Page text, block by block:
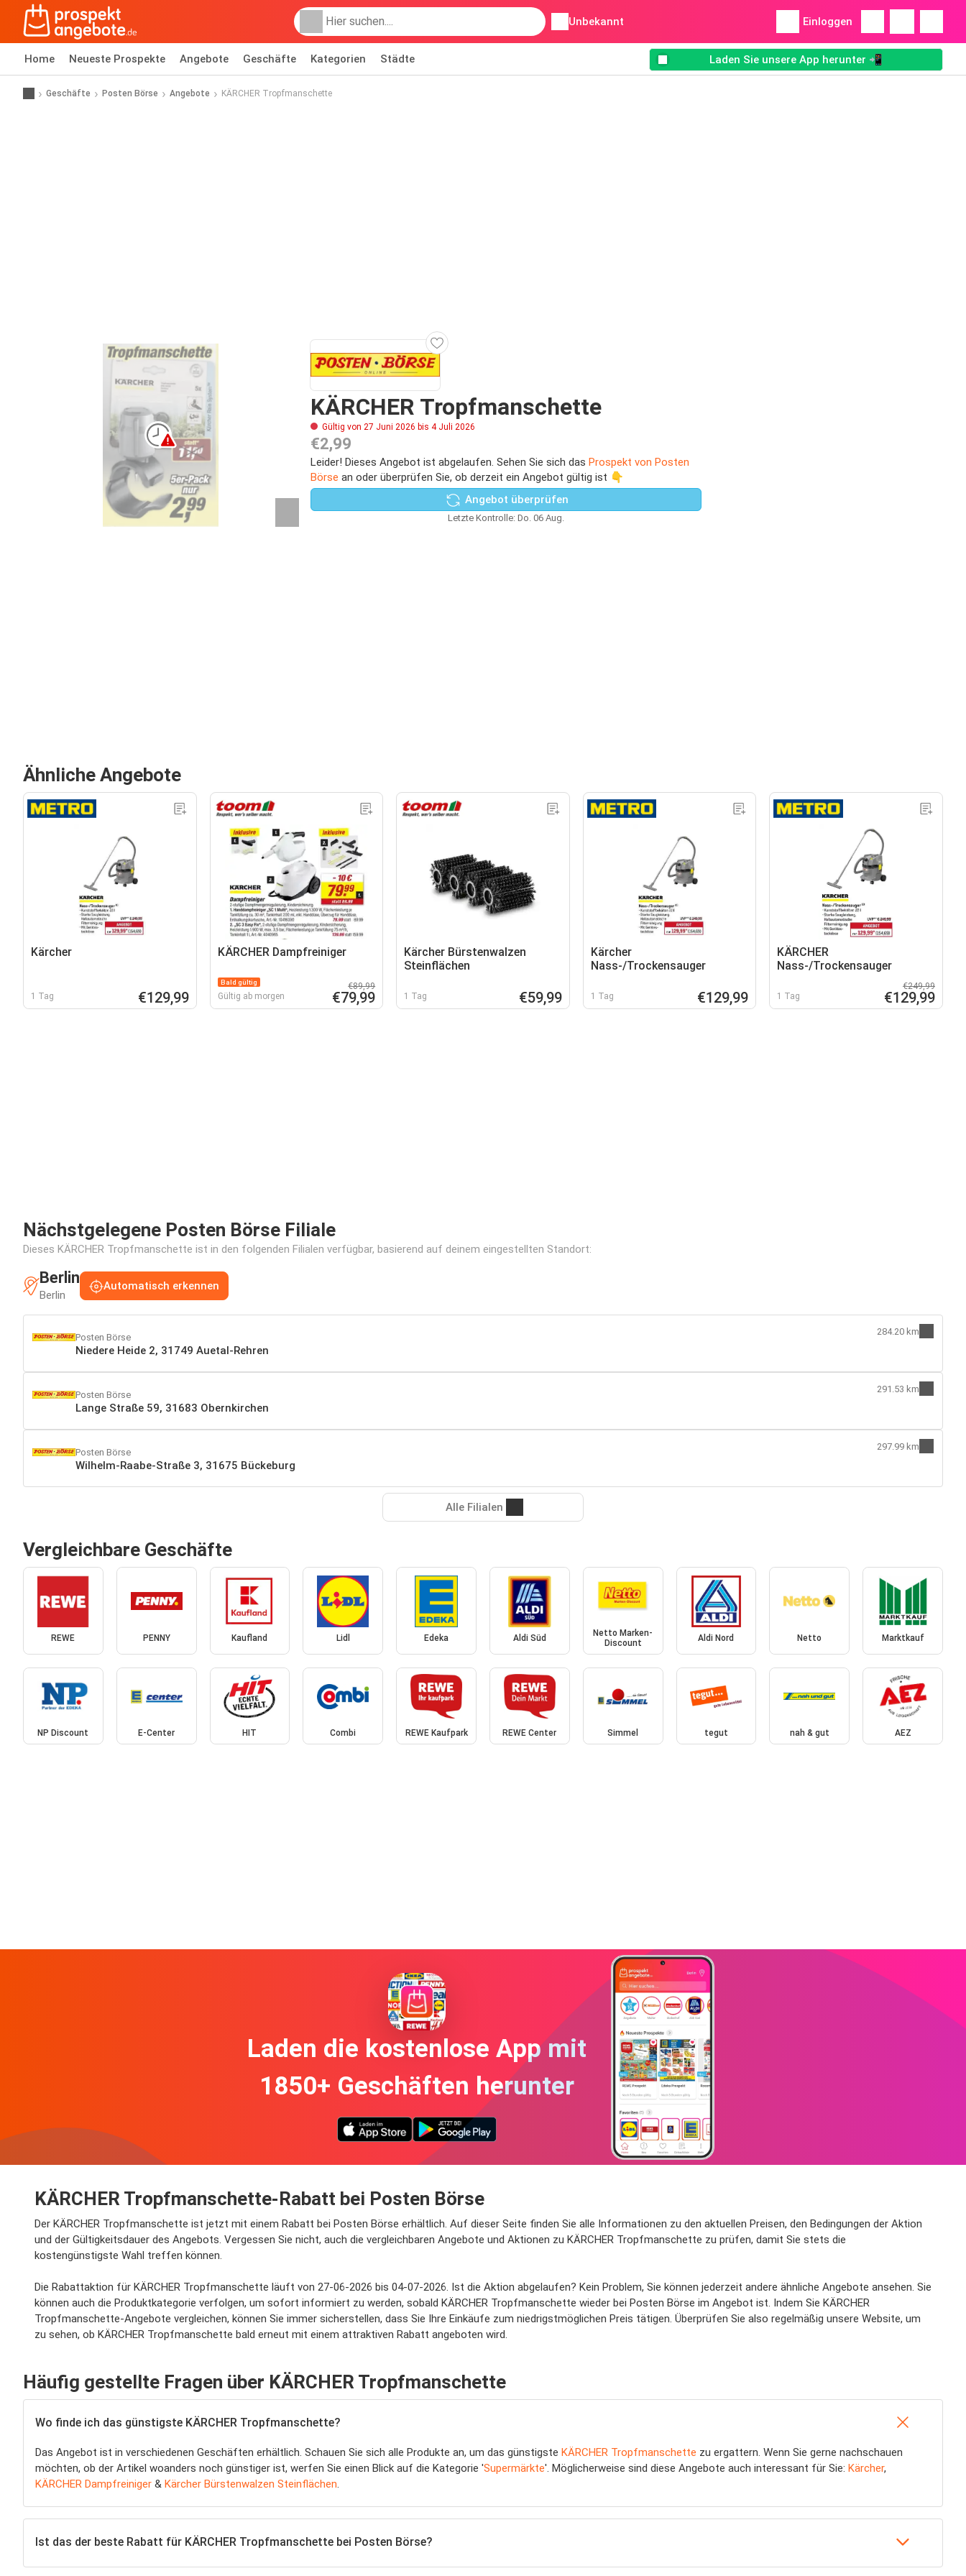
Unbekannt Einloggen
Home Neueste Prospekte Angebote Geschäfte Kategorien Städte Laden Sie unsere App herunter 📲
Geschäfte Posten Börse Angebote KÄRCHER Tropfmanschette
KÄRCHER Tropfmanschette
Gültig von 27 Juni 2026 bis 4 Juli 2026
€2,99
Leider! Dieses Angebot ist abgelaufen. Sehen Sie sich das Prospekt von Posten
Börse an oder überprüfen Sie, ob derzeit ein Angebot gültig ist 👇
Angebot überprüfen
Letzte Kontrolle: Do. 06 Aug.
Ähnliche Angebote
Kärcher
1 Tag €129,99
KÄRCHER Dampfreiniger
Bald gültig
Gültig ab morgen
€89,99
€79,99
Kärcher Bürstenwalzen
Steinflächen
1 Tag €59,99
Kärcher
Nass-/Trockensauger
1 Tag €129,99
KÄRCHER
Nass-/Trockensauger
1 Tag
€249,99
€129,99
Nächstgelegene Posten Börse Filiale
Dieses KÄRCHER Tropfmanschette ist in den folgenden Filialen verfügbar, basierend auf deinem eingestellten Standort:
Berlin
Berlin
Automatisch erkennen
Posten Börse
Niedere Heide 2, 31749 Auetal-Rehren
284.20 km
Posten Börse
Lange Straße 59, 31683 Obernkirchen
291.53 km
Posten Börse
Wilhelm-Raabe-Straße 3, 31675 Bückeburg
297.99 km
Alle Filialen
Vergleichbare Geschäfte
REWE PENNY Kaufland Lidl Edeka Aldi Süd
Netto Marken-
Discount
Aldi Nord Netto Marktkauf
NP Discount E-Center HIT Combi REWE Kaufpark REWE Center Simmel tegut nah & gut AEZ
Laden die kostenlose App mit
1850+ Geschäften herunter
KÄRCHER Tropfmanschette-Rabatt bei Posten Börse
Der KÄRCHER Tropfmanschette ist jetzt mit einem Rabatt bei Posten Börse erhältlich. Auf dieser Seite finden Sie alle Informationen zu den aktuellen Preisen, den Bedingungen der Aktion
und der Gültigkeitsdauer des Angebots. Vergessen Sie nicht, auch die vergleichbaren Angebote und Aktionen zu KÄRCHER Tropfmanschette zu prüfen, damit Sie stets die
kostengünstigste Wahl treffen können.
Die Rabattaktion für KÄRCHER Tropfmanschette läuft von 27-06-2026 bis 04-07-2026. Ist die Aktion abgelaufen? Kein Problem, Sie können jederzeit andere ähnliche Angebote ansehen. Sie
können auch die Produktkategorie verfolgen, um sofort informiert zu werden, sobald KÄRCHER Tropfmanschette wieder bei Posten Börse im Angebot ist. Indem Sie KÄRCHER
Tropfmanschette-Angebote vergleichen, können Sie immer sicherstellen, dass Sie Ihre Einkäufe zum niedrigstmöglichen Preis tätigen. Überprüfen Sie also regelmäßig unsere Website, um
zu sehen, ob KÄRCHER Tropfmanschette bald erneut mit einem attraktiven Rabatt angeboten wird.
Häufig gestellte Fragen über KÄRCHER Tropfmanschette
Wo finde ich das günstigste KÄRCHER Tropfmanschette?
Das Angebot ist in verschiedenen Geschäften erhältlich. Schauen Sie sich alle Produkte an, um das günstigste KÄRCHER Tropfmanschette zu ergattern. Wenn Sie gerne nachschauen
möchten, ob der Artikel woanders noch günstiger ist, werfen Sie einen Blick auf die Kategorie 'Supermärkte'. Möglicherweise sind diese Angebote auch interessant für Sie: Kärcher,
KÄRCHER Dampfreiniger & Kärcher Bürstenwalzen Steinflächen.
Ist das der beste Rabatt für KÄRCHER Tropfmanschette bei Posten Börse?